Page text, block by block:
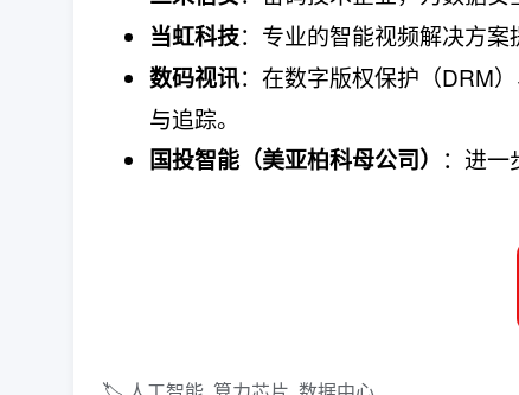
当虹科技：专业的智能视频解决方
数码视讯：在数字版权保护（DRM
与追踪。
国投智能（美亚柏科母公司）​ ：进一